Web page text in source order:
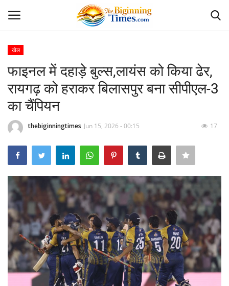
Home
Contact
दैनिक राशिफल
देश
विदेश
छत्तीसगढ़
खेल
फाइनल में दहाड़े बुल्स,लायंस को किया ढेर,
रायगढ़ को हराकर बिलासपुर बना सीपीएल-3
का चैंपियन
thebiginningtimes Jun 15, 2026 - 00:15 17